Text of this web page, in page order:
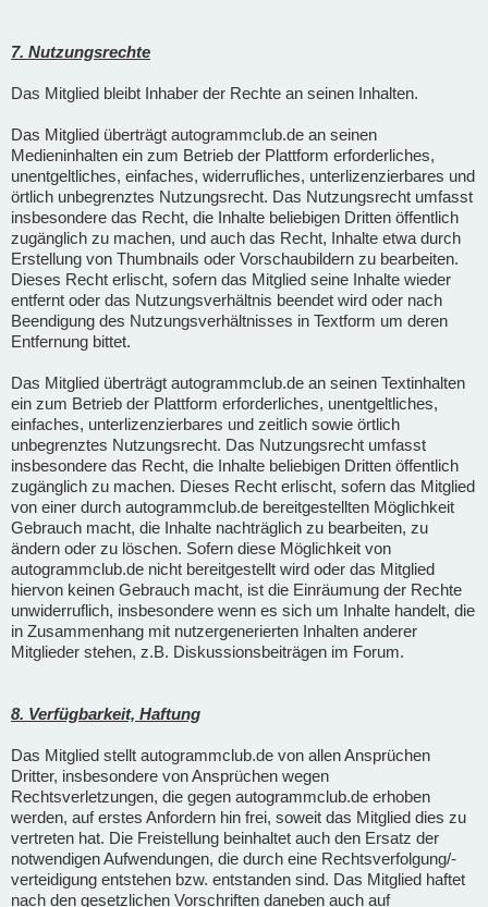
7. Nutzungsrechte
Das Mitglied bleibt Inhaber der Rechte an seinen Inhalten.
Das Mitglied überträgt autogrammclub.de an seinen
Medieninhalten ein zum Betrieb der Plattform erforderliches,
unentgeltliches, einfaches, widerrufliches, unterlizenzierbares und
örtlich unbegrenztes Nutzungsrecht. Das Nutzungsrecht umfasst
insbesondere das Recht, die Inhalte beliebigen Dritten öffentlich
zugänglich zu machen, und auch das Recht, Inhalte etwa durch
Erstellung von Thumbnails oder Vorschaubildern zu bearbeiten.
Dieses Recht erlischt, sofern das Mitglied seine Inhalte wieder
entfernt oder das Nutzungsverhältnis beendet wird oder nach
Beendigung des Nutzungsverhältnisses in Textform um deren
Entfernung bittet.
Das Mitglied überträgt autogrammclub.de an seinen Textinhalten
ein zum Betrieb der Plattform erforderliches, unentgeltliches,
einfaches, unterlizenzierbares und zeitlich sowie örtlich
unbegrenztes Nutzungsrecht. Das Nutzungsrecht umfasst
insbesondere das Recht, die Inhalte beliebigen Dritten öffentlich
zugänglich zu machen. Dieses Recht erlischt, sofern das Mitglied
von einer durch autogrammclub.de bereitgestellten Möglichkeit
Gebrauch macht, die Inhalte nachträglich zu bearbeiten, zu
ändern oder zu löschen. Sofern diese Möglichkeit von
autogrammclub.de nicht bereitgestellt wird oder das Mitglied
hiervon keinen Gebrauch macht, ist die Einräumung der Rechte
unwiderruflich, insbesondere wenn es sich um Inhalte handelt, die
in Zusammenhang mit nutzergenerierten Inhalten anderer
Mitglieder stehen, z.B. Diskussionsbeiträgen im Forum.
8. Verfügbarkeit, Haftung
Das Mitglied stellt autogrammclub.de von allen Ansprüchen
Dritter, insbesondere von Ansprüchen wegen
Rechtsverletzungen, die gegen autogrammclub.de erhoben
werden, auf erstes Anfordern hin frei, soweit das Mitglied dies zu
vertreten hat. Die Freistellung beinhaltet auch den Ersatz der
notwendigen Aufwendungen, die durch eine Rechtsverfolgung/-
verteidigung entstehen bzw. entstanden sind. Das Mitglied haftet
nach den gesetzlichen Vorschriften daneben auch auf